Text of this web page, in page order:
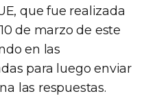
que fue realizada
de marzo de este
en las
para luego enviar
las respuestas.